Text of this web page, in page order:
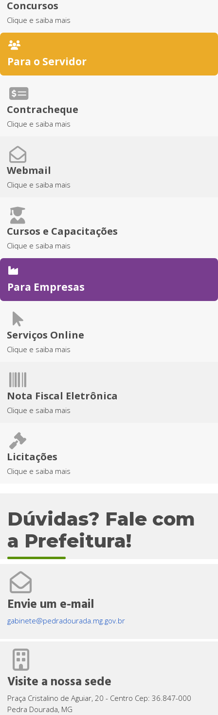
Concursos
Clique e saiba mais
Para o Servidor
Contracheque
Clique e saiba mais
Webmail
Clique e saiba mais
Cursos e Capacitações
Clique e saiba mais
Para Empresas
Serviços Online
Clique e saiba mais
Nota Fiscal Eletrônica
Clique e saiba mais
Licitações
Clique e saiba mais
Dúvidas? Fale com
a Prefeitura!
Envie um e-mail
gabinete@pedradourada.mg.gov.br
Visite a nossa sede
Praça Cristalino de Aguiar, 20 - Centro Cep: 36.847-000
Pedra Dourada, MG